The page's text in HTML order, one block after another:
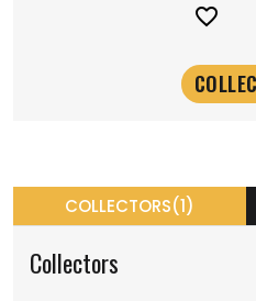
favorite_border
COLLECTORS(1)
Collectors